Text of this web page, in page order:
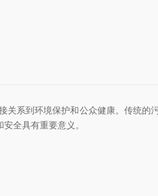
系到环境保护和公众健康。传统的
全具有重要意义。